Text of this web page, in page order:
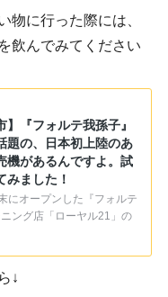
物に行った際には、
飲んでみてください
】『フォルテ我孫子』
題の、日本初上陸のあ
機があるんですよ。試
みました！
にオープンした『フォルテ
ング店「ローヤル21」の
↓